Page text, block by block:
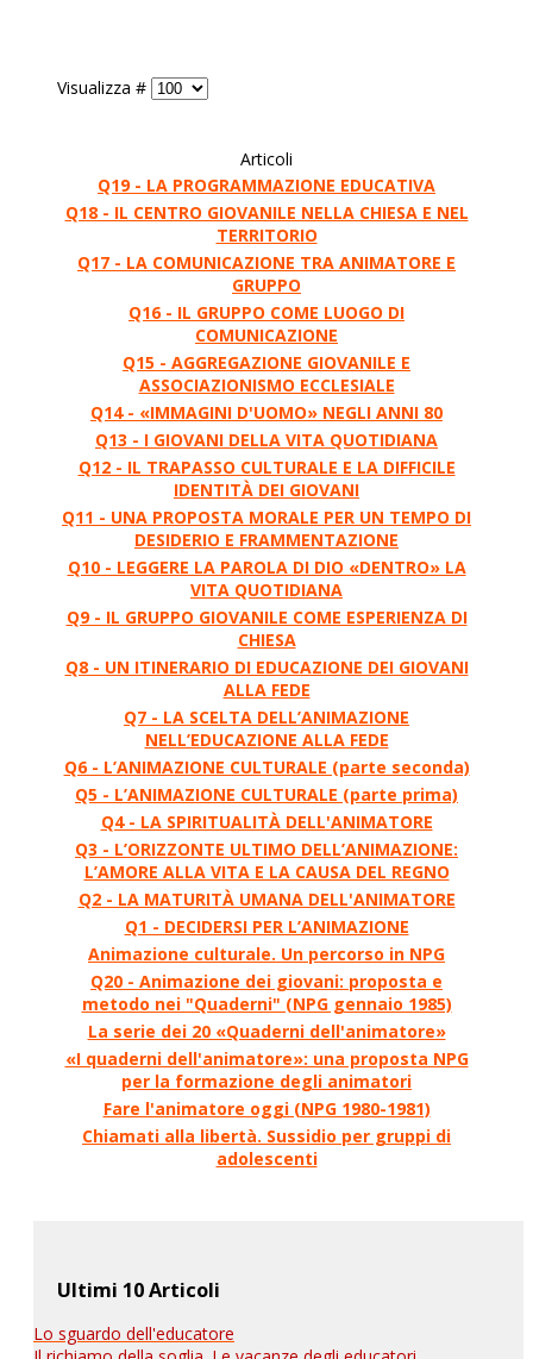
Visualizza #
Articoli
Q19 - LA PROGRAMMAZIONE EDUCATIVA
Q18 - IL CENTRO GIOVANILE NELLA CHIESA E NEL
TERRITORIO
Q17 - LA COMUNICAZIONE TRA ANIMATORE E
GRUPPO
Q16 - IL GRUPPO COME LUOGO DI
COMUNICAZIONE
Q15 - AGGREGAZIONE GIOVANILE E
ASSOCIAZIONISMO ECCLESIALE
Q14 - «IMMAGINI D'UOMO» NEGLI ANNI 80
Q13 - I GIOVANI DELLA VITA QUOTIDIANA
Q12 - IL TRAPASSO CULTURALE E LA DIFFICILE
IDENTITÀ DEI GIOVANI
Q11 - UNA PROPOSTA MORALE PER UN TEMPO DI
DESIDERIO E FRAMMENTAZIONE
Q10 - LEGGERE LA PAROLA DI DIO «DENTRO» LA
VITA QUOTIDIANA
Q9 - IL GRUPPO GIOVANILE COME ESPERIENZA DI
CHIESA
Q8 - UN ITINERARIO DI EDUCAZIONE DEI GIOVANI
ALLA FEDE
Q7 - LA SCELTA DELL’ANIMAZIONE
NELL’EDUCAZIONE ALLA FEDE
Q6 - L’ANIMAZIONE CULTURALE (parte seconda)
Q5 - L’ANIMAZIONE CULTURALE (parte prima)
Q4 - LA SPIRITUALITÀ DELL'ANIMATORE
Q3 - L’ORIZZONTE ULTIMO DELL’ANIMAZIONE:
L’AMORE ALLA VITA E LA CAUSA DEL REGNO
Q2 - LA MATURITÀ UMANA DELL'ANIMATORE
Q1 - DECIDERSI PER L’ANIMAZIONE
Animazione culturale. Un percorso in NPG
Q20 - Animazione dei giovani: proposta e
metodo nei "Quaderni" (NPG gennaio 1985)
La serie dei 20 «Quaderni dell'animatore»
«I quaderni dell'animatore»: una proposta NPG
per la formazione degli animatori
Fare l'animatore oggi (NPG 1980-1981)
Chiamati alla libertà. Sussidio per gruppi di
adolescenti
Ultimi 10 Articoli
Lo sguardo dell'educatore